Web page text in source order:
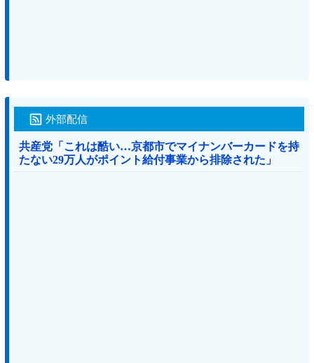
外部配信
共産党「これは酷い…京都市でマイナンバーカードを持
たない29万人がポイント給付事業から排除された」